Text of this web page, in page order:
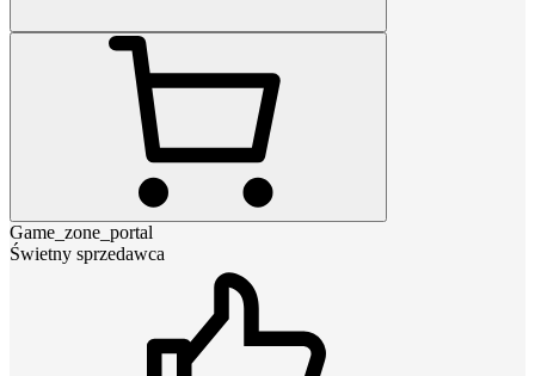
Game_zone_portal
Świetny sprzedawca